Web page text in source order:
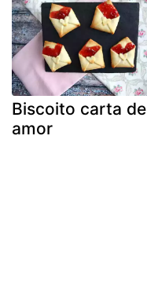
Biscoito carta de
amor